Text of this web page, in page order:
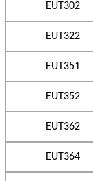
EUT302
EUT322
EUT351
EUT352
EUT362
EUT364